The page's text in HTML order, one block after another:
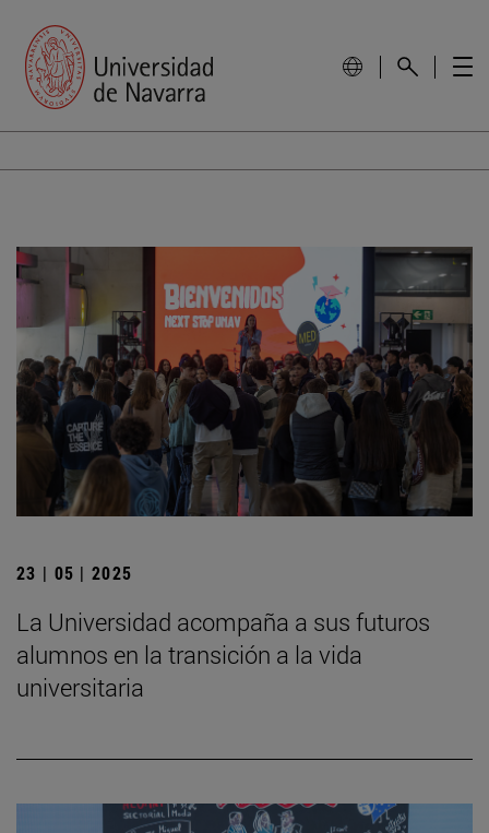
23 | 05 | 2025
La Universidad acompaña a sus futuros
alumnos en la transición a la vida
universitaria